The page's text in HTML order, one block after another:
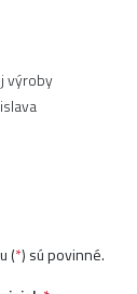
výroby
(*) sú povinné.